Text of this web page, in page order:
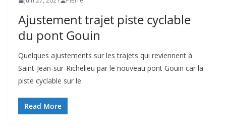
Ajustement trajet piste cyclable
du pont Gouin
Quelques ajustements sur les trajets qui reviennent à
Saint-Jean-sur-Richelieu par le nouveau pont Gouin car la
piste cyclable sur le
Read More